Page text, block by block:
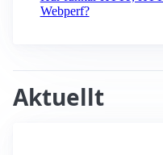
Webperf?
Aktuellt